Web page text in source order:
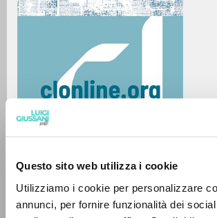
Questo sito web utilizza i cookie
Utilizziamo i cookie per personalizzare
annunci, per fornire funzionalità dei